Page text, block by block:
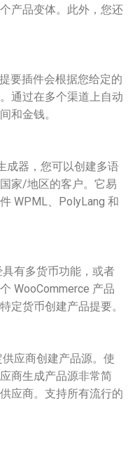
产品变体。此外，您还
要插件会根据您给定的
通过在多个渠道上自动
和金钱。
成器，您可以创建多语
家/地区的客户。它易
WPML、PolyLang 和
有多货币功能，或者
WooCommerce 产品
定货币创建产品提要。
应商创建产品源。使
商生成产品源非常简
应商。支持所有流行的